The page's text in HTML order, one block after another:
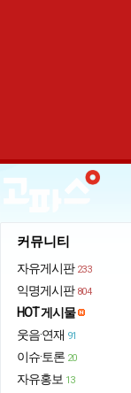
커뮤니티
자유게시판 233
익명게시판 804
HOT 게시물
웃음·연재 91
이슈·토론 20
자유홍보 13